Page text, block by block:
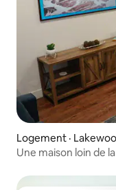
Logement ·
Une maison loin de